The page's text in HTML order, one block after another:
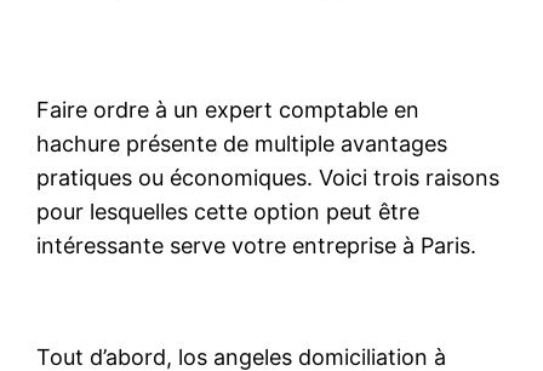
Faire ordre à un expert comptable en
hachure présente de multiple avantages
pratiques ou économiques. Voici trois raisons
pour lesquelles cette option peut être
intéressante serve votre entreprise à Paris.
Tout d’abord, los angeles domiciliation à